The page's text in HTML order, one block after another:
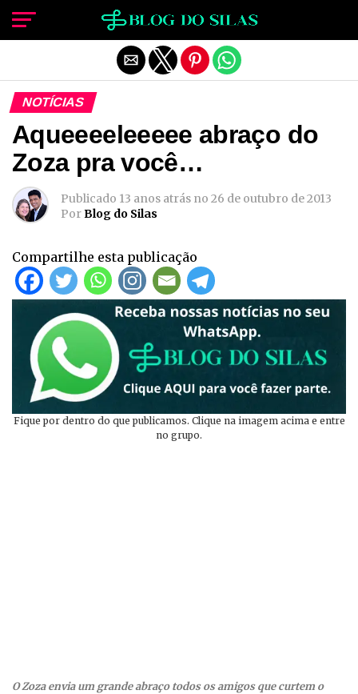
NOTÍCIAS
Aqueeeeleeeee abraço do
Zoza pra você…
Publicado 13 anos atrás no 26 de outubro de 2013
PorBlog do Silas
Compartilhe esta publicação
Fique por dentro do que publicamos. Clique na imagem acima e entre
no grupo.
O Zoza envia um grande abraço todos os amigos que curtem o
Sair da versão mobile